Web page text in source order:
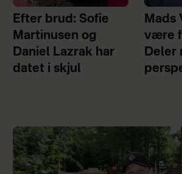
Efter brud: Sofie
Martinusen og
Daniel Lazrak har
datet i skjul
Mads
være
Deler